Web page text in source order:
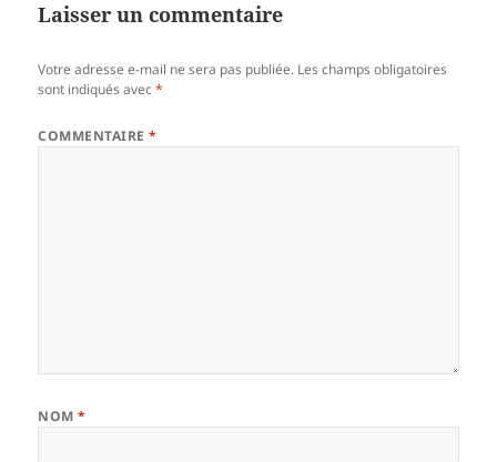
Laisser un commentaire
Votre adresse e-mail ne sera pas publiée. Les champs obligatoires
sont indiqués avec*
COMMENTAIRE*
NOM*